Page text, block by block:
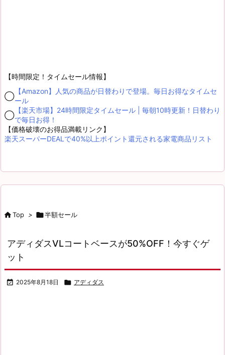
【時間限定！タイムセール情報】
◯
【Amazon】人気の商品が日替わりで登場。毎日お得なタイムセ
ール
◯
【楽天市場】24時間限定タイムセール | 毎朝10時更新！日替わり
で毎日お得！
【価格破壊のお得品満載リンク】
楽天スーパーDEALで40%以上ポイント還元される家電商品リスト
Top > 半額セール
アディダスVLコートベースが50%OFF！今すぐゲ
ット
 2025年8月18日  アディダス